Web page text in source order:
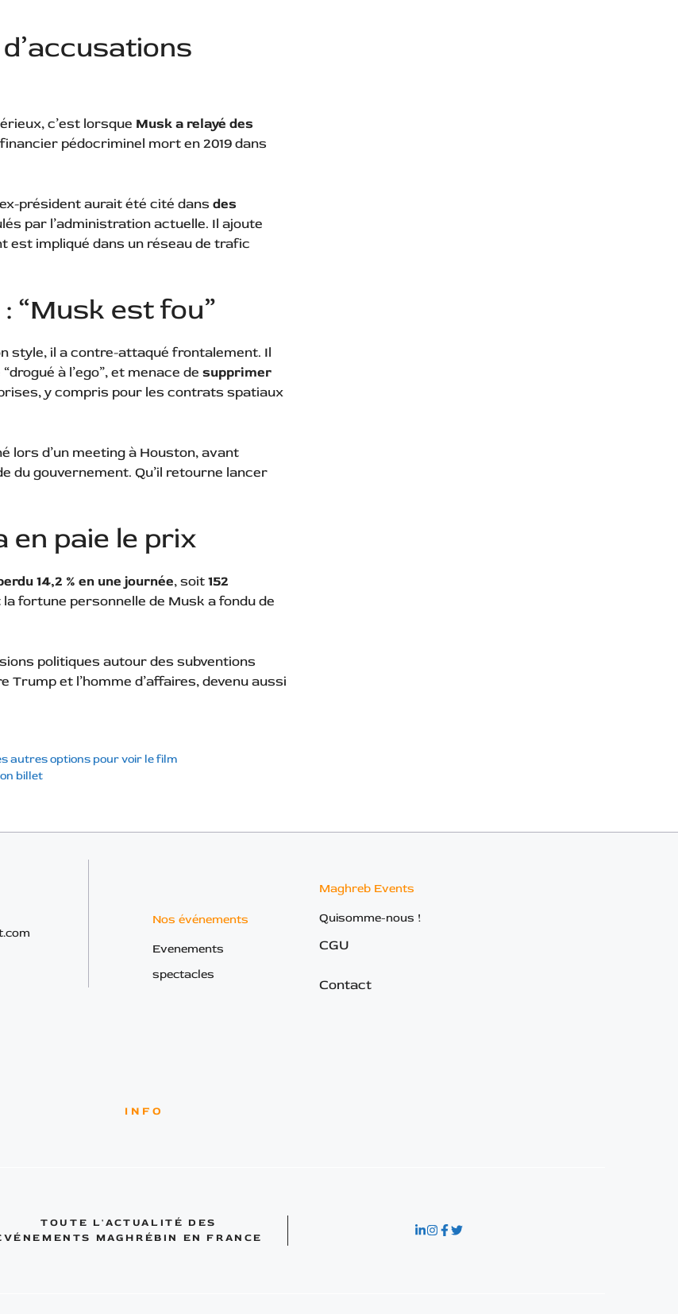
c’est lorsque Musk a relayé des
pédocriminel mort en 2019 dans
président aurait été cité dans des
par l’administration actuelle. Il ajoute
est impliqué dans un réseau de trafic
“Musk est fou”
style, il a contre-attaqué frontalement. Il
à l’ego”, et menace de supprimer
y compris pour les contrats spatiaux
lors d’un meeting à Houston, avant
du gouvernement. Qu’il retourne lancer
en paie le prix
14,2 % en une journée, soit152
la fortune personnelle de Musk a fondu de
politiques autour des subventions
et l’homme d’affaires, devenu aussi
autres options pour voir le film
billet
Nos événements
Evenements
spectacles
Maghreb Events
Quisomme-nous !
CGU
Contact
INFO
TOUTE L'ACTUALITÉ DES
MAGHRÉBIN EN FRANCE